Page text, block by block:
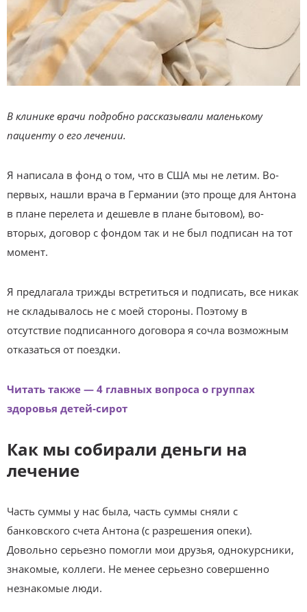
В клинике врачи подробно рассказывали маленькому
пациенту о его лечении.
Я написала в фонд о том, что в США мы не летим. Во-
первых, нашли врача в Германии (это проще для Антона
в плане перелета и дешевле в плане бытовом), во-
вторых, договор с фондом так и не был подписан на тот
момент.
Я предлагала трижды встретиться и подписать, все никак
не складывалось не с моей стороны. Поэтому в
отсутствие подписанного договора я сочла возможным
отказаться от поездки.
Читать также — 4 главных вопроса о группах
здоровья детей-сирот
Как мы собирали деньги на
лечение
Часть суммы у нас была, часть суммы сняли с
банковского счета Антона (с разрешения опеки).
Довольно серьезно помогли мои друзья, однокурсники,
знакомые, коллеги. Не менее серьезно совершенно
незнакомые люди.